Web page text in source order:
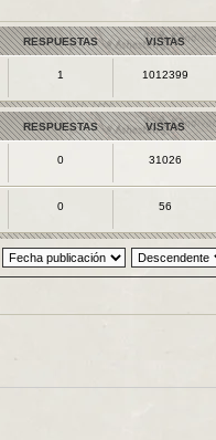
RESPUESTAS VISTAS
1 1012399
RESPUESTAS VISTAS
0 31026
0 56